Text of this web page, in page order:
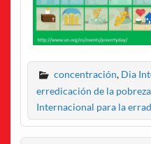
concentración, Dia
erredicación de la pobreza
Internacional para la